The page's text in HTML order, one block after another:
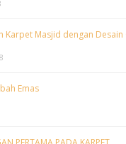
Karpet Masjid dengan Desain
Emas